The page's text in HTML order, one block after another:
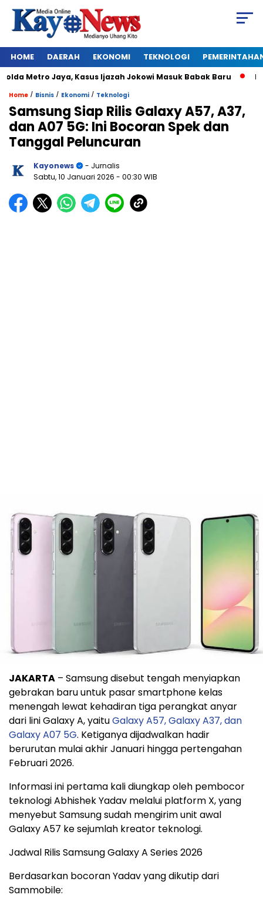
HOME DAERAH EKONOMI TEKNOLOGI
Jaya, Kasus Ijazah Jokowi Masuk Babak Baru
Home / Bisnis / Ekonomi / Teknologi
Samsung Siap Rilis Galaxy A57, A37,
dan A07 5G: Ini Bocoran Spek dan
Tanggal Peluncuran
Kayonews
- Jurnalis
Sabtu, 10 Januari 2026 - 00:30 WIB
JAKARTA – Samsung disebut tengah menyiapkan
gebrakan baru untuk pasar smartphone kelas
menengah lewat kehadiran tiga perangkat anyar
dari lini Galaxy A, yaituGalaxy A57, Galaxy A37, dan
Galaxy A07 5G. Ketiganya dijadwalkan hadir
berurutan mulai akhir Januari hingga pertengahan
Februari 2026.
Informasi ini pertama kali diungkap oleh pembocor
teknologi Abhishek Yadav melalui platform X, yang
menyebut Samsung sudah mengirim unit awal
Galaxy A57 ke sejumlah kreator teknologi.
Jadwal Rilis Samsung Galaxy A Series 2026
Berdasarkan bocoran Yadav yang dikutip dari
Sammobile: